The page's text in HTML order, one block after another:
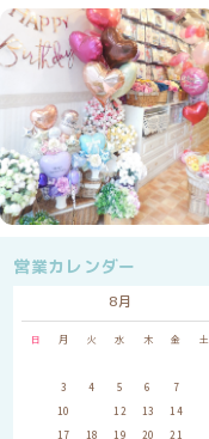
営業カレンダー
8月
日 月 火 水 木 金
土
3 4 5 6 7
10 12 13 14
17 18 19 20 21